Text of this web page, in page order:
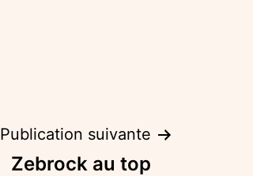
Publication suivante
Zebrock au top